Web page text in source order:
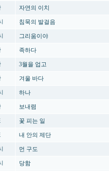
자연의 이치
침묵의 발걸음
그리움이야
족하다
3월을 업고
겨울 바다
하나
보내렴
꽃 피는 일
내 안의 제단
먼 구도
당함